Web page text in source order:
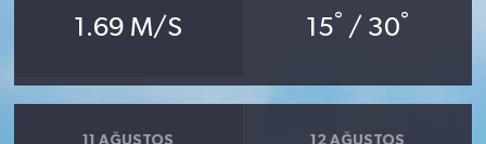
1.69 M/S 15° / 30°
11 AĞUSTOS 12 AĞUSTOS